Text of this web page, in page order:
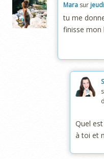
Mara sur
tu me
finisse mon
Quel
à toi et